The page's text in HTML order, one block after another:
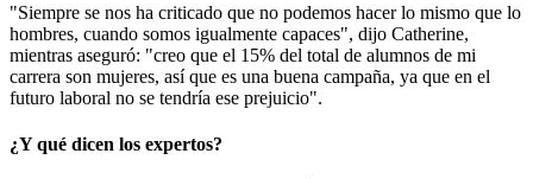
"Siempre se nos ha criticado que no podemos hacer lo mismo que lo
hombres, cuando somos igualmente capaces", dijo Catherine,
mientras aseguró: "creo que el 15% del total de alumnos de mi
carrera son mujeres, así que es una buena campaña, ya que en el
futuro laboral no se tendría ese prejuicio".
¿Y qué dicen los expertos?